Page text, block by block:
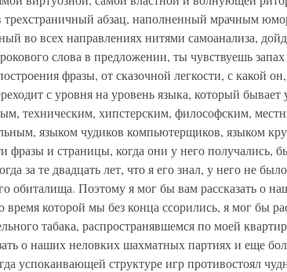
трехстраничный абзац, наполненный мрачным
во всех направлениях нитями самоанализа,
слова в предложении, ты чувствуешь
фразы, от сказочной легкости, с какой
с уровня на уровень языка, который
техническим, хипстерским, философским,
языком чудиков компьютерщиков, языком
фразы и страницы, когда они у него получались,
за те двадцать лет, что я его знал, у него не
обиталища. Поэтому я мог бы вам рассказать о
время которой мы без конца ссорились, я мог бы
табака, распространявшемся по моей
о наших неловких шахматных партиях и еще
успокаивающей структуре игр противостоял